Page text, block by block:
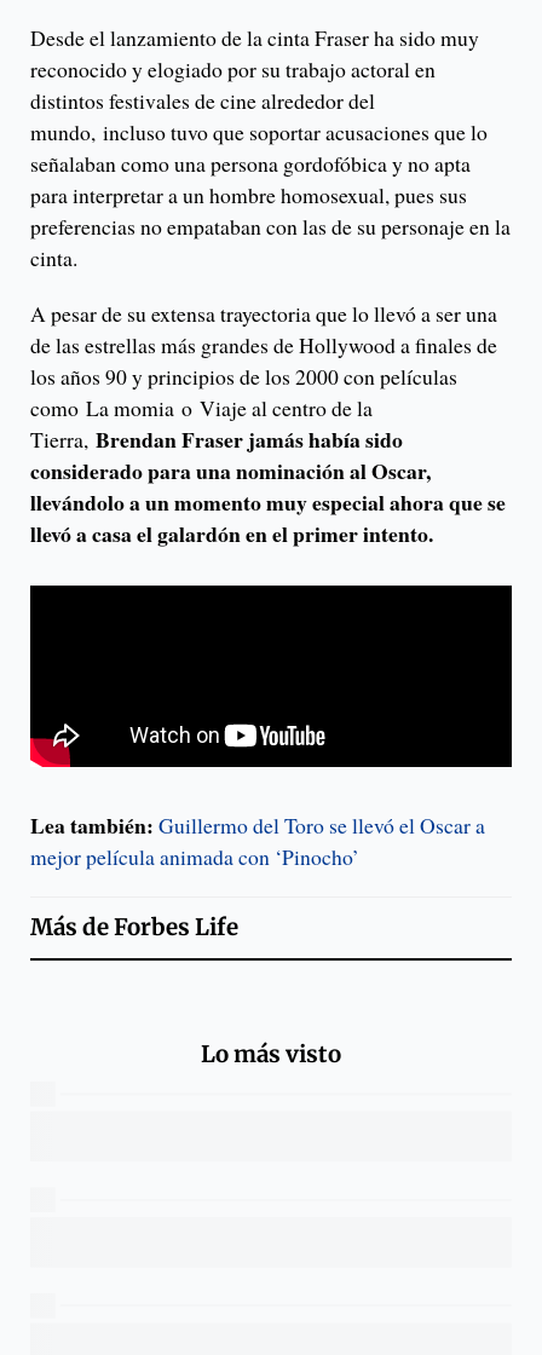
Desde el lanzamiento de la cinta Fraser ha sido muy
reconocido y elogiado por su trabajo actoral en
distintos festivales de cine alrededor del
mundo, incluso tuvo que soportar acusaciones que lo
señalaban como una persona gordofóbica y no apta
para interpretar a un hombre homosexual, pues sus
preferencias no empataban con las de su personaje en la
cinta.
A pesar de su extensa trayectoria que lo llevó a ser una
de las estrellas más grandes de Hollywood a finales de
los años 90 y principios de los 2000 con películas
como La momia o Viaje al centro de la
Tierra, Brendan Fraser jamás había sido
considerado para una nominación al Oscar,
llevándolo a un momento muy especial ahora que se
llevó a casa el galardón en el primer intento.
Lea también: Guillermo del Toro se llevó el Oscar a
mejor película animada con ‘Pinocho’
Más deForbes Life
Lo más visto